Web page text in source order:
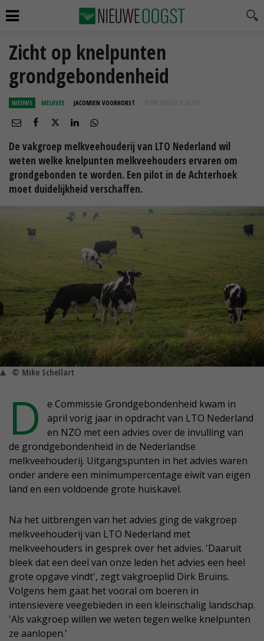
Zicht op knelpunten
grondgebondenheid
NIEUWS MELKVEE JACOMIEN VOORHORST 29 APR 2019 OM 10:45
De vakgroep melkveehouderij van LTO Nederland wil
weten welke knelpunten melkveehouders ervaren om
grondgebonden te worden. Een pilot in de Achterhoek
moet duidelijkheid verschaffen.
© Mike Schellart
D
e Commissie Grondgebondenheid kwam in
april vorig jaar in opdracht van LTO Nederland
en NZO met een advies over de invulling van
de grondgebondenheid in de Nederlandse
melkveehouderij. Uitgangspunten in het advies waren
onder andere een minimumpercentage eiwit van eigen
land en een voldoende grote huiskavel.
Na het uitbrengen van het advies ging de vakgroep
melkveehouderij van LTO Nederland met
melkveehouders in gesprek over het advies. 'Daaruit
bleek dat een deel van onze leden het advies een heel
grote opgave vindt', zegt vakgroeplid Dirk Bruins.
Volgens hem gaat het vooral om boeren in
intensievere veegebieden in een kleinschalig landschap.
'Als vakgroep willen we weten tegen welke knelpunten
ze aanlopen.'